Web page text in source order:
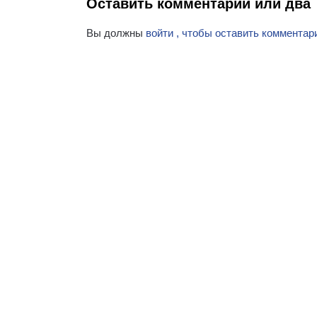
Оставить комментарий или два
Вы должны войти , чтобы оставить